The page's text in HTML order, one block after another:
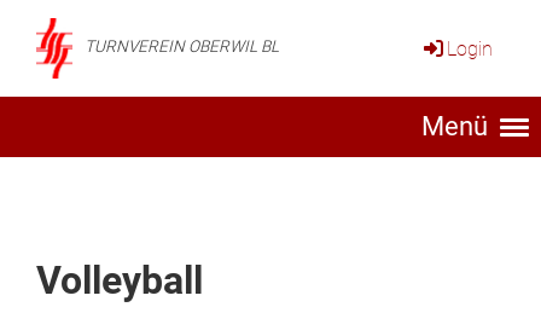
TURNVEREIN OBERWIL BL Login
Menü
Volleyball